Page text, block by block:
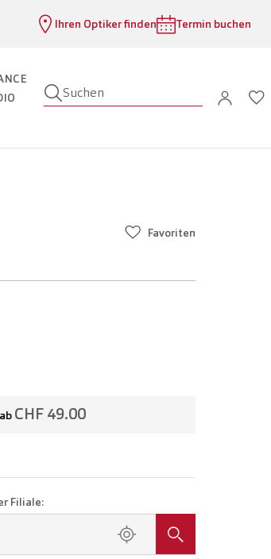
Ihren Optiker finden Termin buchen
Suchen
Favoriten
ab CHF 49.00
Filiale: